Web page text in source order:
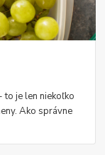
to je len niekoľko
Ako správne